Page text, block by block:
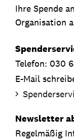
Ihre Spende
Organisation
Telefon: 030
E-Mail
Newsletter
Regelmäßig